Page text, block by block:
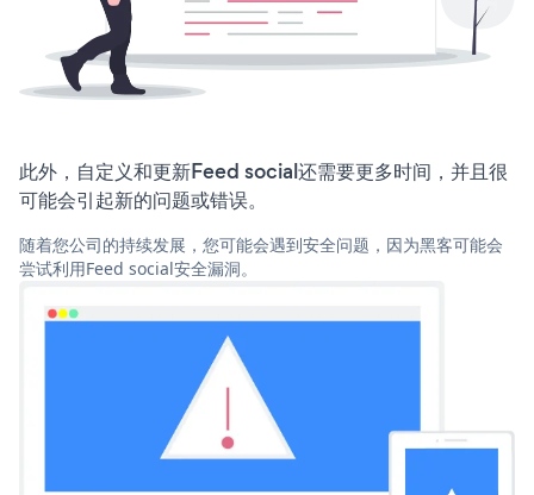
此外，自定义和更新Feed social还需要更多时间，并且很
可能会引起新的问题或错误。
随着您公司的持续发展，您可能会遇到安全问题，因为黑客可能会
尝试利用Feed social安全漏洞。